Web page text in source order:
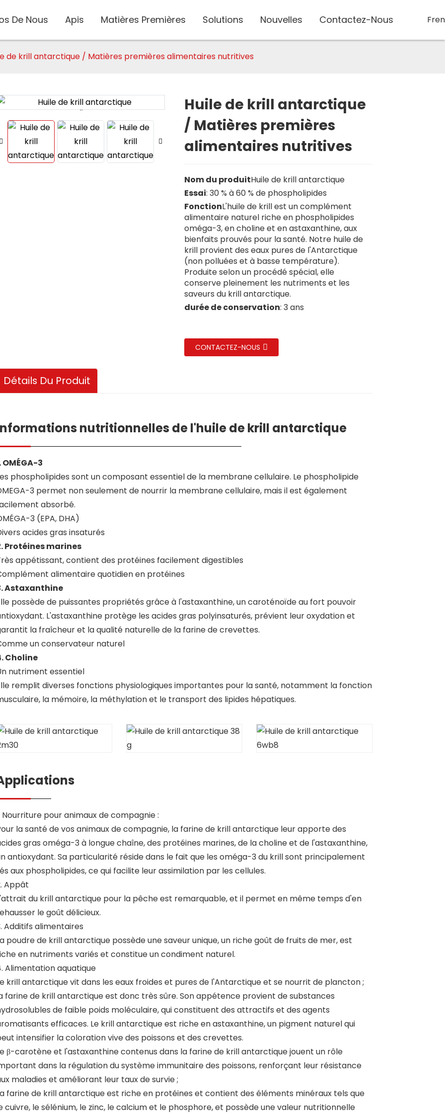
De Nous Apis Matières Premières Solutions Nouvelles Contactez-Nous
de krill antarctique / Matières premières alimentaires nutritives
Montmorillonite
Loading...
Loading... Loading...
Loading...
Huile de krill antarctique
/ Matières premières
alimentaires nutritives
Nom du produitHuile de krill antarctique
Essai: 30 % à 60 % de phospholipides
FonctionL'huile de krill est un complément
alimentaire naturel riche en phospholipides
oméga-3, en choline et en astaxanthine, aux
bienfaits prouvés pour la santé. Notre huile de
krill provient des eaux pures de l'Antarctique
(non polluées et à basse température).
Produite selon un procédé spécial, elle
conserve pleinement les nutriments et les
saveurs du krill antarctique.
durée de conservation: 3 ans
CONTACTEZ-NOUS
Détails Du Produit
nutritionnelles de l'huile de krill antarctique
OMÉGA-3
phospholipides sont un composant essentiel de la membrane cellulaire. Le phospholipide
3 permet non seulement de nourrir la membrane cellulaire, mais il est également
absorbé.
3 (EPA, DHA)
acides gras insaturés
Protéines marines
appétissant, contient des protéines facilement digestibles
alimentaire quotidien en protéines
Astaxanthine
possède de puissantes propriétés grâce à l'astaxanthine, un caroténoïde au fort pouvoir
L'astaxanthine protège les acides gras polyinsaturés, prévient leur oxydation et
la fraîcheur et la qualité naturelle de la farine de crevettes.
un conservateur naturel
Choline
nutriment essentiel
remplit diverses fonctions physiologiques importantes pour la santé, notamment la fonction
la mémoire, la méthylation et le transport des lipides hépatiques.
Nourriture pour animaux de compagnie :
la santé de vos animaux de compagnie, la farine de krill antarctique leur apporte des
gras oméga-3 à longue chaîne, des protéines marines, de la choline et de l'astaxanthine,
antioxydant. Sa particularité réside dans le fait que les oméga-3 du krill sont principalement
aux phospholipides, ce qui facilite leur assimilation par les cellules.
Appât
du krill antarctique pour la pêche est remarquable, et il permet en même temps d'en
le goût délicieux.
Additifs alimentaires
poudre de krill antarctique possède une saveur unique, un riche goût de fruits de mer, est
en nutriments variés et constitue un condiment naturel.
Alimentation aquatique
krill antarctique vit dans les eaux froides et pures de l'Antarctique et se nourrit de plancton ;
farine de krill antarctique est donc très sûre. Son appétence provient de substances
de faible poids moléculaire, qui constituent des attractifs et des agents
efficaces. Le krill antarctique est riche en astaxanthine, un pigment naturel qui
intensifier la coloration vive des poissons et des crevettes.
β-carotène et l'astaxanthine contenus dans la farine de krill antarctique jouent un rôle
dans la régulation du système immunitaire des poissons, renforçant leur résistance
maladies et améliorant leur taux de survie ;
farine de krill antarctique est riche en protéines et contient des éléments minéraux tels que
cuivre, le sélénium, le zinc, le calcium et le phosphore, et possède une valeur nutritionnelle